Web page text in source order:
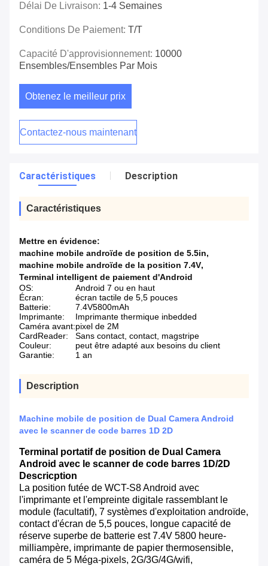
Délai De Livraison: 1-4 Semaines
Conditions De Paiement: T/T
Capacité D'approvisionnement: 10000
Ensembles/ensembles Par Mois
Obtenez le meilleur prix
Contactez-nous maintenant
Caractéristiques Description
Caractéristiques
Mettre en évidence:
machine mobile androïde de position de 5.5in,
machine mobile androïde de la position 7.4V,
Terminal intelligent de paiement d'Android
OS:
Android 7 ou en haut
Écran:
écran tactile de 5,5 pouces
Batterie:
7.4V5800mAh
Imprimante:
Imprimante thermique inbedded
Caméra avant:pixel de 2M
CardReader:
Sans contact, contact, magstripe
Couleur:
peut être adapté aux besoins du client
Garantie:
1 an
Description
Machine mobile de position de Dual Camera Android
avec le scanner de code barres 1D 2D
Terminal portatif de position de Dual Camera
Android avec le scanner de code barres 1D/2D
Descricption
La position futée de WCT-S8 Android avec
l'imprimante et l'empreinte digitale rassemblant le
module (facultatif), 7 systèmes d'exploitation androïde,
contact d'écran de 5,5 pouces, longue capacité de
réserve superbe de batterie est 7.4V 5800 heure-
milliampère, imprimante de papier thermosensible,
caméra de 5 Méga-pixels, 2G/3G/4G/wifi,